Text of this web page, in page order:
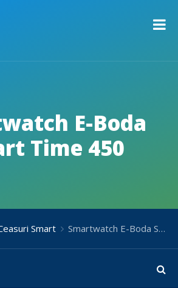
E-Boda
Time 450
Smart Smartwatch E-Boda Smart Time 450